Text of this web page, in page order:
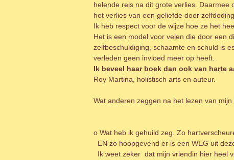
helende reis na dit grote verlies.
het verlies van een geliefde door zelfdoding.
Ik heb respect voor de wijze hoe ze het
Het is een model voor velen die door een
zelfbeschuldiging, schaamte en schuld is
verleden geen invloed meer op heeft.
Ik beveel haar boek dan ook van harte
Roy Martina, holistisch arts en auteur.
Wat anderen zeggen na het lezen van mijn
o Wat heb ik gehuild zeg. Zo
EN zo hoopgevend er is een WEG uit
Ik weet zeker dat mijn vriendin hier heel